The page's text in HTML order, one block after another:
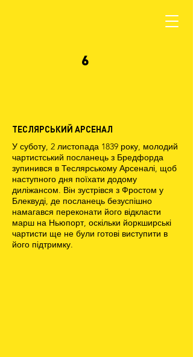
6
ТЕСЛЯРСЬКИЙ АРСЕНАЛ
У суботу, 2 листопада 1839 року, молодий
чартистський посланець з Бредфорда
зупинився в Теслярському Арсеналі, щоб
наступного дня поїхати додому
диліжансом. Він зустрівся з Фростом у
Блеквуді, де посланець безуспішно
намагався переконати його відкласти
марш на Ньюпорт, оскільки йоркширські
чартисти ще не були готові виступити в
його підтримку.